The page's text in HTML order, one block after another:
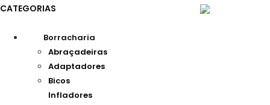
CATEGORIAS
Borracharia
Abraçadeiras
Adaptadores
Bicos
Infladores